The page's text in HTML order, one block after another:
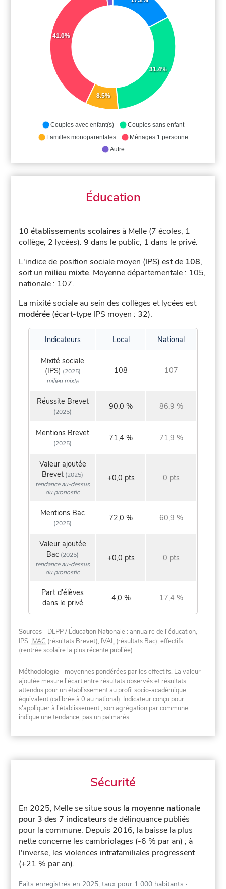
31.4%
8.5%
41.0%
Couples avec enfant(s)
Couples sans enfant
Familles monoparentales
Ménages 1 personne
Autre
Éducation
10 établissements scolaires à Melle (7 écoles, 1
collège, 2 lycées).9 dans le public, 1 dans le privé.
L'indice de position sociale moyen (IPS) est de 108,
soit un milieu mixte. Moyenne départementale : 105,
nationale : 107.
La mixité sociale au sein des collèges et lycées est
modérée (écart-type IPS moyen : 32).
Indicateurs Local National
Mixité sociale
(IPS) (2025)
milieu mixte
108 107
Réussite Brevet
(2025)
90,0 % 86,9 %
Mentions Brevet
(2025)
71,4 % 71,9 %
Valeur ajoutée
Brevet (2025)
tendance au-dessus
du pronostic
+0,0 pts 0 pts
Mentions Bac
(2025)
72,0 % 60,9 %
Valeur ajoutée
Bac (2025)
tendance au-dessus
du pronostic
+0,0 pts 0 pts
Part d'élèves
dans le privé
4,0 % 17,4 %
Sources - DEPP / Éducation Nationale : annuaire de l'éducation,
IPS, IVAC (résultats Brevet), IVAL (résultats Bac), effectifs
(rentrée scolaire la plus récente publiée).
Méthodologie - moyennes pondérées par les effectifs. La valeur
ajoutée mesure l'écart entre résultats observés et résultats
attendus pour un établissement au profil socio-académique
équivalent (calibrée à 0 au national). Indicateur conçu pour
s'appliquer à l'établissement ; son agrégation par commune
indique une tendance, pas un palmarès.
Sécurité
En 2025, Melle se situesous la moyenne nationale
pour 3 des 7 indicateurs de délinquance publiés
pour la commune. Depuis 2016, la baisse la plus
nette concerne les cambriolages (-6 % par an) ; à
l'inverse, les violences intrafamiliales progressent
(+21 % par an).
Faits enregistrés en 2025, taux pour 1 000 habitants ·